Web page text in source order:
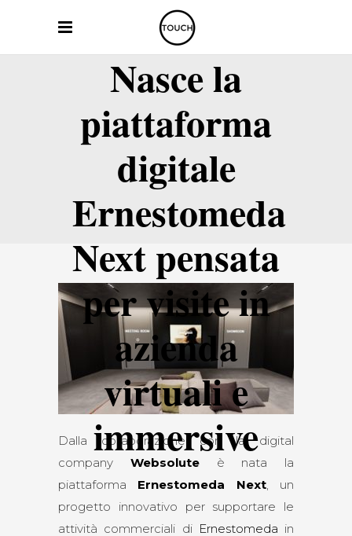
Nasce la
piattaforma
digitale
Ernestomeda
Next pensata
per visite in
azienda
virtuali e
immersive
Dalla collaborazione con la digital
company Websolute è nata la
piattaforma Ernestomeda Next, un
progetto innovativo per supportare le
attività commerciali di Ernestomeda in